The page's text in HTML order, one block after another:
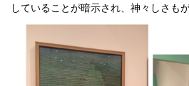
していることが暗示され、神々しさも